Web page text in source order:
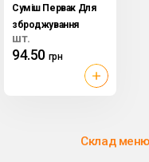
Суміш Первак Для
зброджування
Львівські Дріжджі,
185 г
шт.
94.50 грн
Склад меню